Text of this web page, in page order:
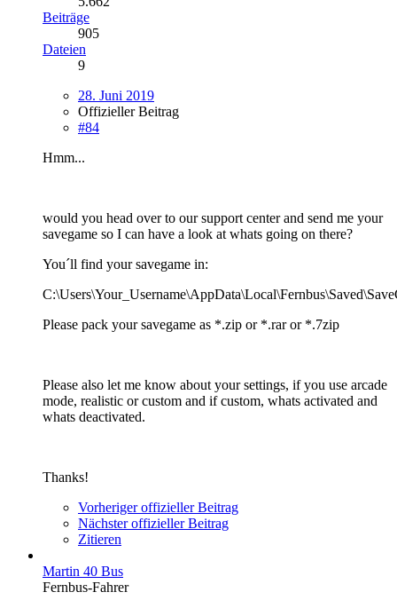
Beiträge
905
Dateien
9
28. Juni 2019
Offizieller Beitrag
#84
Hmm...
would you head over to our support center and send me your
savegame so I can have a look at whats going on there?
You´ll find your savegame in:
Please pack your savegame as *.zip or *.rar or *.7zip
Please also let me know about your settings, if you use arcade
mode, realistic or custom and if custom, whats activated and
whats deactivated.
Thanks!
Vorheriger offizieller Beitrag
Nächster offizieller Beitrag
Zitieren
Martin 40 Bus
Fernbus-Fahrer